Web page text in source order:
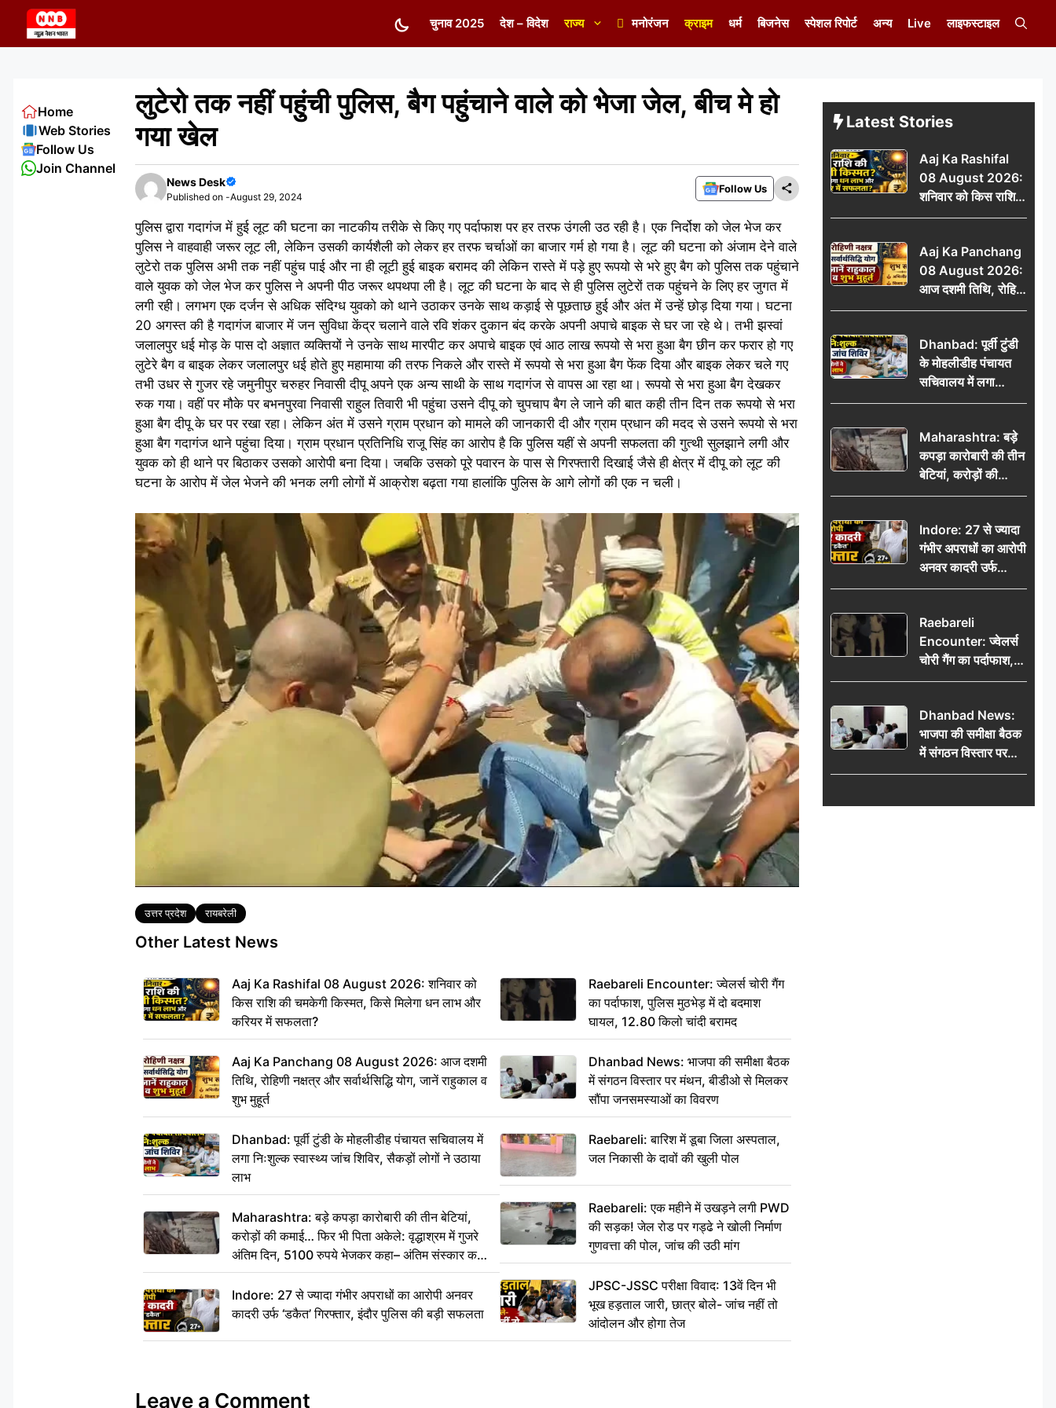
content
चुनाव 2025 देश – विदेश राज्य मनोरंजन क्राइम धर्म बिजनेस स्पेशल रिपोर्ट अन्य Live लाइफस्टाइल
लुटेरो तक नहीं पहुंची पुलिस, बैग पहुंचाने वाले को भेजा जेल, बीच मे हो
गया खेल
News Desk
Published on -August 29, 2024
Follow Us
पुलिस द्वारा गदागंज में हुई लूट की घटना का नाटकीय तरीके से किए गए पर्दाफाश पर हर तरफ उंगली उठ रही है। एक निर्दोश को जेल भेज कर
पुलिस ने वाहवाही जरूर लूट ली, लेकिन उसकी कार्यशैली को लेकर हर तरफ चर्चाओं का बाजार गर्म हो गया है। लूट की घटना को अंजाम देने वाले
लुटेरो तक पुलिस अभी तक नहीं पहुंच पाई और ना ही लूटी हुई बाइक बरामद की लेकिन रास्ते में पड़े हुए रूपयो से भरे हुए बैग को पुलिस तक पहुंचाने
वाले युवक को जेल भेज कर पुलिस ने अपनी पीठ जरूर थपथपा ली है। लूट की घटना के बाद से ही पुलिस लुटेरों तक पहुंचने के लिए हर जुगत में
लगी रही। लगभग एक दर्जन से अधिक संदिग्ध युवको को थाने उठाकर उनके साथ कड़ाई से पूछताछ हुई और अंत में उन्हें छोड़ दिया गया। घटना
20 अगस्त की है गदागंज बाजार में जन सुविधा केंद्र चलाने वाले रवि शंकर दुकान बंद करके अपनी अपाचे बाइक से घर जा रहे थे। तभी झस्वां
जलालपुर धई मोड़ के पास दो अज्ञात व्यक्तियों ने उनके साथ मारपीट कर अपाचे बाइक एवं आठ लाख रूपयो से भरा हुआ बैग छीन कर फरार हो गए
लुटेरे बैग व बाइक लेकर जलालपुर धई होते हुए महामाया की तरफ निकले और रास्ते में रूपयो से भरा हुआ बैग फेंक दिया और बाइक लेकर चले गए
तभी उधर से गुजर रहे जमुनीपुर चरुहर निवासी दीपू अपने एक अन्य साथी के साथ गदागंज से वापस आ रहा था। रूपयो से भरा हुआ बैग देखकर
रुक गया। वहीं पर मौके पर बभनपुरवा निवासी राहुल तिवारी भी पहुंचा उसने दीपू को चुपचाप बैग ले जाने की बात कही तीन दिन तक रूपयो से भरा
हुआ बैग दीपू के घर पर रखा रहा। लेकिन अंत में उसने ग्राम प्रधान को मामले की जानकारी दी और ग्राम प्रधान की मदद से उसने रूपयो से भरा
हुआ बैग गदागंज थाने पहुंचा दिया। ग्राम प्रधान प्रतिनिधि राजू सिंह का आरोप है कि पुलिस यहीं से अपनी सफलता की गुत्थी सुलझाने लगी और
युवक को ही थाने पर बिठाकर उसको आरोपी बना दिया। जबकि उसको पूरे पवारन के पास से गिरफ्तारी दिखाई जैसे ही क्षेत्र में दीपू को लूट की
घटना के आरोप में जेल भेजने की भनक लगी लोगों में आक्रोश बढ़ता गया हालांकि पुलिस के आगे लोगों की एक न चली।
Tags
उत्तर प्रदेश रायबरेली
Other Latest News
Aaj Ka Rashifal 08 August 2026: शनिवार को
किस राशि की चमकेगी किस्मत, किसे मिलेगा धन लाभ और
करियर में सफलता?
Aaj Ka Panchang 08 August 2026: आज दशमी
तिथि, रोहिणी नक्षत्र और सर्वार्थसिद्धि योग, जानें राहुकाल व
शुभ मुहूर्त
Dhanbad: पूर्वी टुंडी के मोहलीडीह पंचायत सचिवालय में
लगा निःशुल्क स्वास्थ्य जांच शिविर, सैकड़ों लोगों ने उठाया
लाभ
Maharashtra: बड़े कपड़ा कारोबारी की तीन बेटियां,
करोड़ों की कमाई… फिर भी पिता अकेले: वृद्धाश्रम में गुजरे
अंतिम दिन, 5100 रुपये भेजकर कहा– अंतिम संस्कार कर
दीजिए हम नहीं आ पाएंगे
Indore: 27 से ज्यादा गंभीर अपराधों का आरोपी अनवर
कादरी उर्फ ‘डकैत’ गिरफ्तार, इंदौर पुलिस की बड़ी सफलता
Raebareli Encounter: ज्वेलर्स चोरी गैंग
का पर्दाफाश, पुलिस मुठभेड़ में दो बदमाश
घायल, 12.80 किलो चांदी बरामद
Dhanbad News: भाजपा की समीक्षा बैठक
में संगठन विस्तार पर मंथन, बीडीओ से मिलकर
सौंपा जनसमस्याओं का विवरण
Raebareli: बारिश में डूबा जिला अस्पताल,
जल निकासी के दावों की खुली पोल
Raebareli: एक महीने में उखड़ने लगी PWD
की सड़क! जेल रोड पर गड्ढे ने खोली निर्माण
गुणवत्ता की पोल, जांच की उठी मांग
JPSC-JSSC परीक्षा विवाद: 13वें दिन भी
भूख हड़ताल जारी, छात्र बोले- जांच नहीं तो
आंदोलन और होगा तेज
Leave a Comment
Home
Web Stories
Follow Us
Join Channel
Latest Stories
Aaj Ka Rashifal
08 August 2026:
शनिवार को किस राशि
की चमकेगी किस्मत,
और करियर में सफलता?
Aaj Ka Panchang
08 August 2026:
आज दशमी तिथि, रोहिणी
नक्षत्र और सर्वार्थसिद्धि
शुभ मुहूर्त
Dhanbad: पूर्वी टुंडी
के मोहलीडीह पंचायत
सचिवालय में लगा
निःशुल्क स्वास्थ्य जांच
उठाया लाभ
Maharashtra: बड़े
कपड़ा कारोबारी की तीन
बेटियां, करोड़ों की
कमाई… फिर भी पिता
अंतिम दिन, 5100 रुपये
भेजकर कहा– अंतिम
संस्कार कर दीजिए हम
नहीं आ पाएंगे
Indore: 27 से ज्यादा
गंभीर अपराधों का आरोपी
अनवर कादरी उर्फ
‘डकैत’ गिरफ्तार, इंदौर
Raebareli
Encounter: ज्वेलर्स
चोरी गैंग का पर्दाफाश,
पुलिस मुठभेड़ में दो
किलो चांदी बरामद
Dhanbad News:
भाजपा की समीक्षा बैठक
में संगठन विस्तार पर
मंथन, बीडीओ से
जनसमस्याओं का विवरण